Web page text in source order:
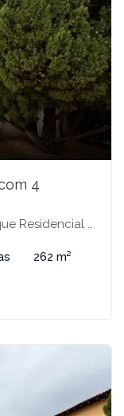
4
José do Rio Preto-SP
262 m²